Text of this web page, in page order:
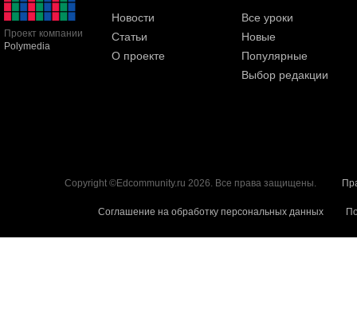
Проект компании
Polymedia
Новости
Статьи
О проекте
Все уроки
Новые
Популярные
Выбор редакции
Copyright ©Edcommunity.ru 2026. Все права защищены.
Соглашение на обработку персональных данных